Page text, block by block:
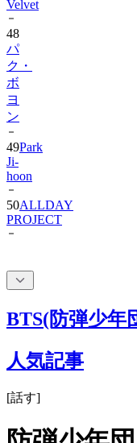
48
パ
ク・
ボ
ヨ
ン
49
Ji-
hoon
50ALLDAY
PROJECT
BTS(防弾少年
人気記事
[話す]